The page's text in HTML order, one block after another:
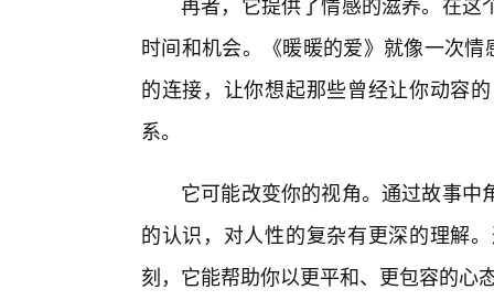
时间和机会。《暖暖的爱》就像一次
的连接，让你想起那些曾经让你动容
系。
它可能改变你的视角。通过故事
的认识，对人性的复杂有更深的理解
刻，它能帮助你以更平和、更包容的心